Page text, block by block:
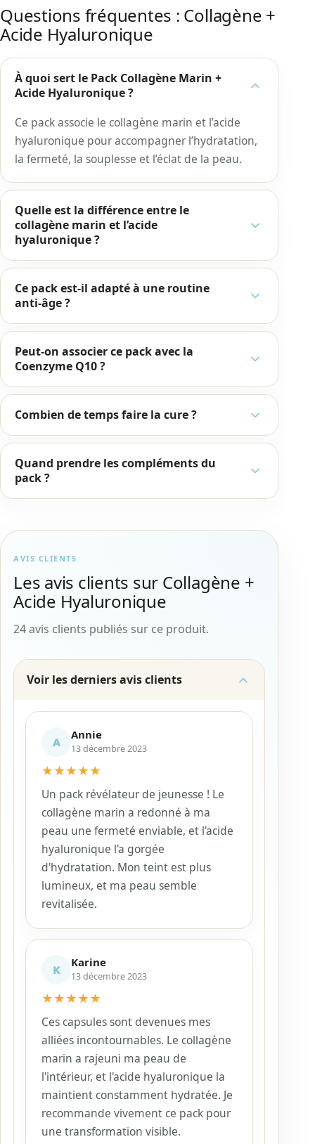
Questions fréquentes : Collagène +
Acide Hyaluronique
À quoi sert le Pack Collagène Marin +
Acide Hyaluronique ?
Ce pack associe le collagène marin et l’acide
hyaluronique pour accompagner l’hydratation,
la fermeté, la souplesse et l’éclat de la peau.
Quelle est la différence entre le
collagène marin et l’acide
hyaluronique ?
Ce pack est-il adapté à une routine
anti-âge ?
Peut-on associer ce pack avec la
Coenzyme Q10 ?
Combien de temps faire la cure ?
Quand prendre les compléments du
pack ?
AVIS CLIENTS
Les avis clients sur Collagène +
Acide Hyaluronique
24 avis clients publiés sur ce produit.
Voir les derniers avis clients
A
Annie
13 décembre 2023
★★★★★
Un pack révélateur de jeunesse ! Le
collagène marin a redonné à ma
peau une fermeté enviable, et l'acide
hyaluronique l'a gorgée
d'hydratation. Mon teint est plus
lumineux, et ma peau semble
revitalisée.
K
Karine
13 décembre 2023
★★★★★
Ces capsules sont devenues mes
alliées incontournables. Le collagène
marin a rajeuni ma peau de
l'intérieur, et l'acide hyaluronique la
maintient constamment hydratée. Je
recommande vivement ce pack pour
une transformation visible.